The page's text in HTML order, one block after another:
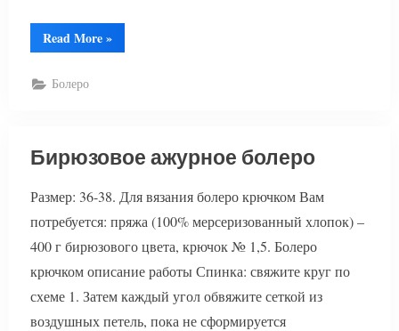
Read More“Белое
болеро
»
Болеро
Бирюзовое ажурное болеро
Размер: 36-38. Для вязания болеро крючком Вам
потребуется: пряжа (100% мерсеризованный хлопок) –
400 г бирюзового цвета, крючок № 1,5. Болеро
крючком описание работы Спинка: свяжите круг по
схеме 1. Затем каждый угол обвяжите сеткой из
воздушных петель, пока не сформируется